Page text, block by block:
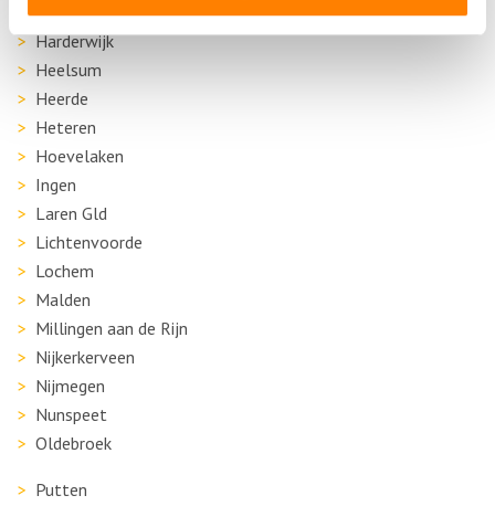
Groenlo
Harderwijk
Heelsum
Heerde
Heteren
Hoevelaken
Ingen
Laren Gld
Lichtenvoorde
Lochem
Malden
Millingen aan de Rijn
Nijkerkerveen
Nijmegen
Nunspeet
Oldebroek
Putten